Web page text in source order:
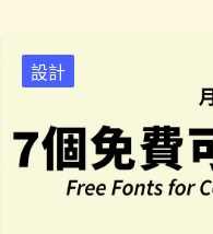
設計